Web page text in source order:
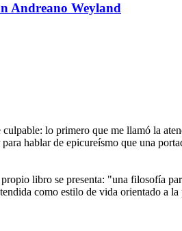
Andreano Weyland
lo primero que me llamó la
hablar de epicureísmo que una
libro se presenta: "una filosofía
como estilo de vida orientado a